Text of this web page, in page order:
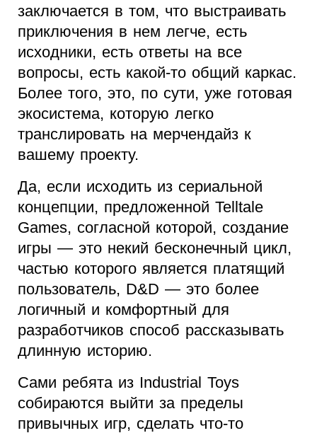
заключается в том, что выстраивать
приключения в нем легче, есть
исходники, есть ответы на все
вопросы, есть какой-то общий каркас.
Более того, это, по сути, уже готовая
экосистема, которую легко
транслировать на мерчендайз к
вашему проекту.
Да, если исходить из сериальной
концепции, предложенной Telltale
Games, согласной которой, создание
игры — это некий бесконечный цикл,
частью которого является платящий
пользователь, D&D — это более
логичный и комфортный для
разработчиков способ рассказывать
длинную историю.
Сами ребята из Industrial Toys
собираются выйти за пределы
привычных игр, сделать что-то